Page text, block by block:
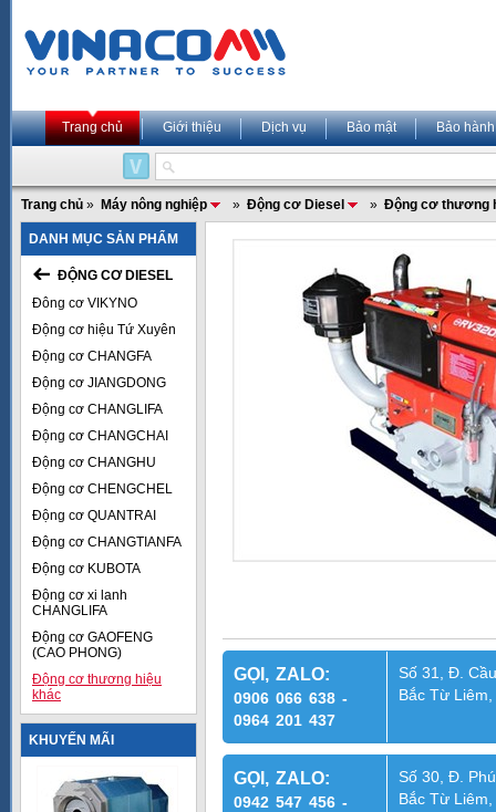
Trang chủ Giới thiệu Dịch vụ Bảo mật Bảo hành
Trang chủ » Máy nông nghiệp » Động cơ Diesel » Động cơ thương
DANH MỤC SẢN PHẨM
ĐỘNG CƠ DIESEL
Đông cơ VIKYNO
Động cơ hiệu Tứ Xuyên
Động cơ CHANGFA
Động cơ JIANGDONG
Động cơ CHANGLIFA
Động cơ CHANGCHAI
Động cơ CHANGHU
Động cơ CHENGCHEL
Động cơ QUANTRAI
Động cơ CHANGTIANFA
Động cơ KUBOTA
Động cơ xi lanh
CHANGLIFA
Động cơ GAOFENG
(CAO PHONG)
Động cơ thương hiệu
khác
KHUYẾN MÃI
GỌI, ZALO:
0906 066 638 -
0964 201 437
Số 31, Đ.
Bắc Từ
GỌI, ZALO:
0942 547 456 -
Số 30, Đ.
Bắc Từ